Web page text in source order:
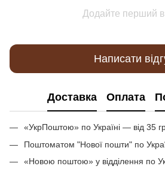
Додайте перший
Написати
Доставка Оплата
«УкрПоштою» по Україні — від 35
Поштоматом "Нової пошти" по
«Новою поштою» у відділення по